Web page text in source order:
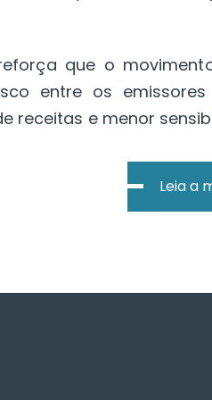
que o
entre os
receitas e menor
Leia a